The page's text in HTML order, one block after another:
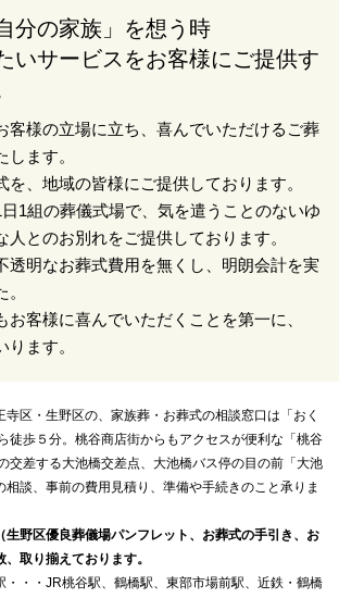
分の家族」を想う時
いサービスをお客様にご提供す
客様の立場に立ち、喜んでいただけるご葬
ます。
を、地域の皆様にご提供しております。
1組の葬儀式場で、気を遣うことのないゆ
人とのお別れをご提供しております。
透明なお葬式費用を無くし、明朗会計を実
お客様に喜んでいただくことを第一に、
ます。
区・生野区の、家族葬・お葬式の相談窓口は「おく
徒歩５分。桃谷商店街からもアクセスが便利な「桃谷
交差する大池橋交差点、大池橋バス停の目の前「大池
談、事前の費用見積り、準備や手続きのこと承りま
生野区優良葬儀場パンフレット、お葬式の手引き、お
取り揃えております。
・・・JR桃谷駅、鶴橋駅、東部市場前駅、近鉄・鶴橋